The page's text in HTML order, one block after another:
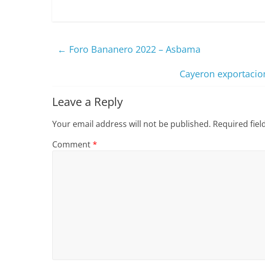
← Foro Bananero 2022 – Asbama
Cayeron
Leave a Reply
Your email address will not be published. Required
Comment*